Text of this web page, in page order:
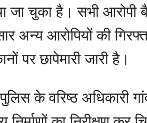
जा चुका है। सभी आरोपी
अन्य आरोपियों की
पर छापेमारी जारी है।
के वरिष्ठ अधिकारी